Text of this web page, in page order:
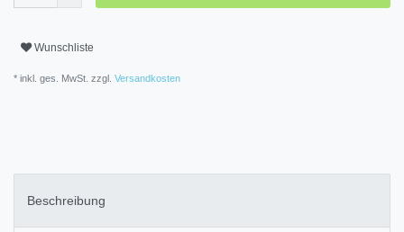
Wunschliste
* inkl. ges. MwSt. zzgl. Versandkosten
Beschreibung